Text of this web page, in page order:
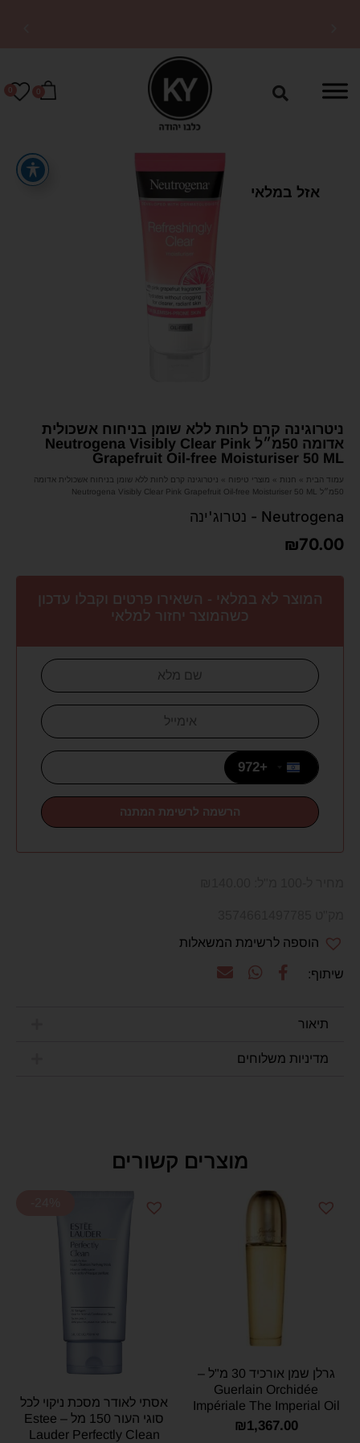
0
0
אזל במלאי
ניטרוגינה קרם לחות ללא שומן בניחוח אשכולית
אדומה 50מ״ל Neutrogena Visibly Clear Pink
Grapefruit Oil-free Moisturiser 50 ML
עמוד הבית » חנות » מוצרי טיפוח » ניטרוגינה קרם לחות ללא שומן בניחוח אשכולית אדומה
50מ״ל Neutrogena Visibly Clear Pink Grapefruit Oil-free Moisturiser 50 ML
Neutrogena - נטרוג'ינה
₪70.00
המוצר לא במלאי - השאירו פרטים וקבלו עדכון
כשהמוצר יחזור למלאי
Israel +972
+972
הוספה לרשימת המשאלות
תיאור
מדיניות משלוחים
מוצרים קשורים
גרלן שמן אורכיד 30 מ"ל –
Guerlain Orchidée
Impériale The Imperial Oil
30ml
₪1,367.00
אסתי לאודר מסכת ניקוי לכל
סוגי העור 150 מל – Estee
Lauder Perfectly Clean